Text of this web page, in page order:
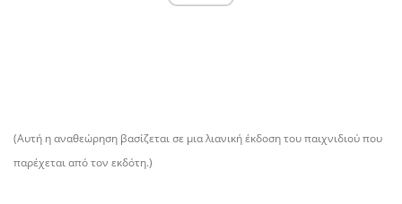
(Αυτή η αναθεώρηση βασίζεται σε μια λιανική έκδοση του παιχνιδιού που
παρέχεται από τον εκδότη.)